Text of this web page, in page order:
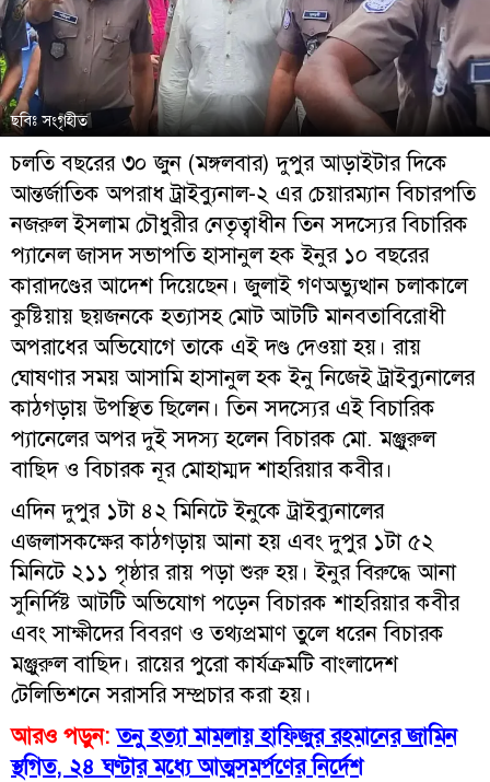
ছবিঃ সংগৃহীত
চলতি বছরের ৩০ জুন (মঙ্গলবার) দুপুর আড়াইটার দিকে
আন্তর্জাতিক অপরাধ ট্রাইব্যুনাল-২ এর চেয়ারম্যান বিচারপতি
নজরুল ইসলাম চৌধুরীর নেতৃত্বাধীন তিন সদস্যের বিচারিক
প্যানেল জাসদ সভাপতি হাসানুল হক ইনুর ১০ বছরের
কারাদণ্ডের আদেশ দিয়েছেন। জুলাই গণঅভ্যুত্থান চলাকালে
কুষ্টিয়ায় ছয়জনকে হত্যাসহ মোট আটটি মানবতাবিরোধী
অপরাধের অভিযোগে তাকে এই দণ্ড দেওয়া হয়। রায়
ঘোষণার সময় আসামি হাসানুল হক ইনু নিজেই ট্রাইব্যুনালের
কাঠগড়ায় উপস্থিত ছিলেন। তিন সদস্যের এই বিচারিক
প্যানেলের অপর দুই সদস্য হলেন বিচারক মো. মঞ্জুরুল
বাছিদ ও বিচারক নূর মোহাম্মদ শাহরিয়ার কবীর।
এদিন দুপুর ১টা ৪২ মিনিটে ইনুকে ট্রাইব্যুনালের
এজলাসকক্ষের কাঠগড়ায় আনা হয় এবং দুপুর ১টা ৫২
মিনিটে ২১১ পৃষ্ঠার রায় পড়া শুরু হয়। ইনুর বিরুদ্ধে আনা
সুনির্দিষ্ট আটটি অভিযোগ পড়েন বিচারক শাহরিয়ার কবীর
এবং সাক্ষীদের বিবরণ ও তথ্যপ্রমাণ তুলে ধরেন বিচারক
মঞ্জুরুল বাছিদ। রায়ের পুরো কার্যক্রমটি বাংলাদেশ
টেলিভিশনে সরাসরি সম্প্রচার করা হয়।
আরও পড়ুন: তনু হত্যা মামলায় হাফিজুর রহমানের জামিন
স্থগিত, ২৪ ঘণ্টার মধ্যে আত্মসমর্পণের নির্দেশ